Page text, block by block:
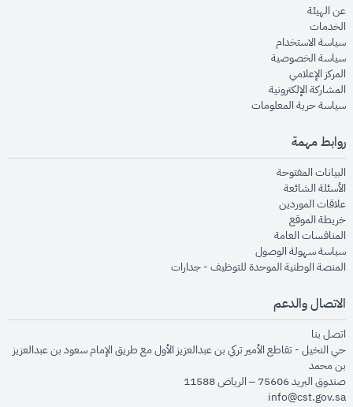
عن الهيئةopens in new window
الخدماتopens in new window
سياسة الاستخدام
سياسة الخصوصيةopens in new window
المركز الإعلاميopens in new window
المشاركة الإلكترونيةopens in new window
سياسة حرية المعلوماتopens in new window
روابط مهمة
البيانات المفتوحةopens in new window
الأسئلة الشائعةopens in new window
علاقات الموردينopens in new window
خريطة الموقعopens in new window
المنافسات العامةopens in new window
سياسة سهولة الوصولopens in new window
المنصة الوطنية الموحدة للتوظيف - جداراتopens in new window
الاتصال والدعم
اتصل بنا
حي النخيل - تقاطع الأمير تركي بن عبدالعزيز الأول مع طريق الإمام سعود بن عبدالعزيز
بن محمد
صندوق البريد 75606 – الرياض 11588
info@cst.gov.sa